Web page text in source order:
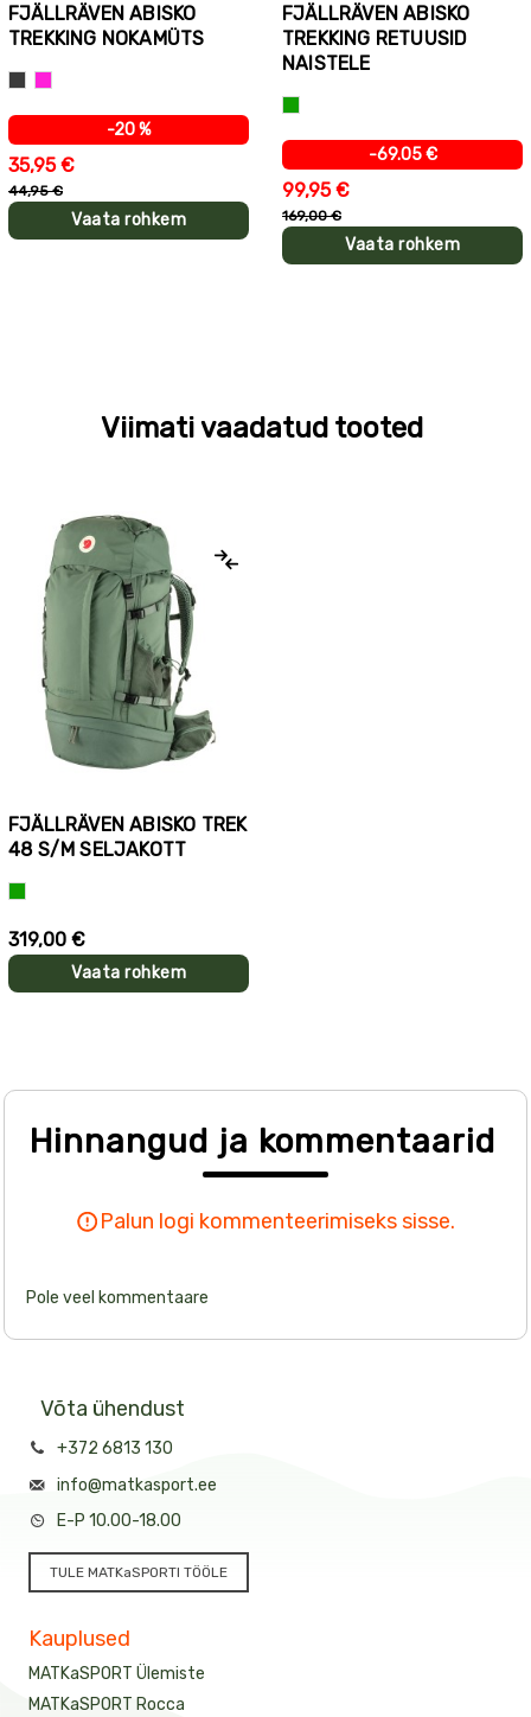
FJÄLLRÄVEN ABISKO
TREKKING NOKAMÜTS
-20 %
35,95 €
44,95 €
Vaata rohkem
FJÄLLRÄVEN ABISKO
TREKKING RETUUSID
NAISTELE
-69.05 €
99,95 €
169,00 €
Vaata rohkem
Viimati vaadatud tooted
FJÄLLRÄVEN ABISKO TREK
48 S/M SELJAKOTT
319,00 €
Vaata rohkem
Hinnangud ja kommentaarid
Palun logi kommenteerimiseks sisse.
Pole veel kommentaare
Võta ühendust
+372 6813 130
info@matkasport.ee
E-P 10.00-18.00
TULE MATKaSPORTI TÖÖLE
Kauplused
MATKaSPORT Ülemiste
MATKaSPORT Rocca